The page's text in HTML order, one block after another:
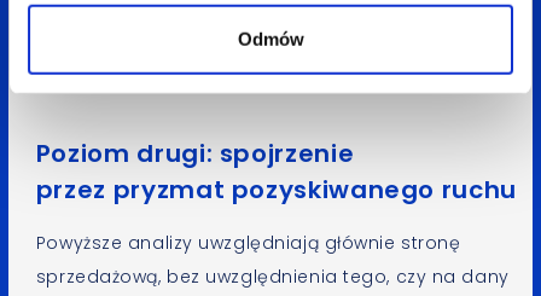
Odmów
czy to przez podbicie ich widoczności w obrębie
samej strony, czy przez wydzielenie dla nich
osobnego budżetu w kampaniach.
Poziom drugi: spojrzenie
przez pryzmat pozyskiwanego ruchu
Powyższe analizy uwzględniają głównie stronę
sprzedażową, bez uwzględnienia tego, czy na dany